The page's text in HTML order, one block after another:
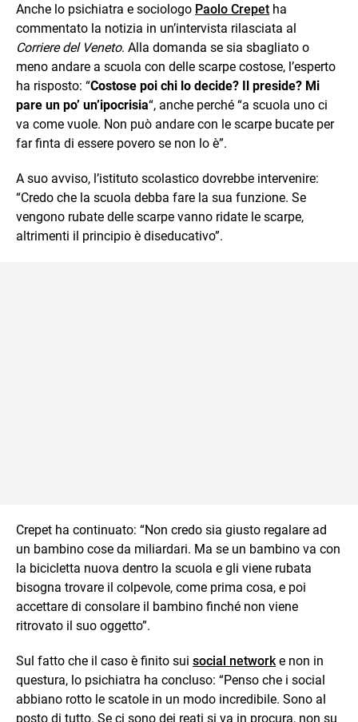
Anche lo psichiatra e sociologo Paolo Crepet ha
commentato la notizia in un’intervista rilasciata al
Corriere del Veneto. Alla domanda se sia sbagliato o
meno andare a scuola con delle scarpe costose, l’esperto
ha risposto: “Costose poi chi lo decide? Il preside? Mi
pare un po’ un’ipocrisia“, anche perché “a scuola uno ci
va come vuole. Non può andare con le scarpe bucate per
far finta di essere povero se non lo è”.
A suo avviso, l’istituto scolastico dovrebbe intervenire:
“Credo che la scuola debba fare la sua funzione. Se
vengono rubate delle scarpe vanno ridate le scarpe,
altrimenti il principio è diseducativo”.
Crepet ha continuato: “Non credo sia giusto regalare ad
un bambino cose da miliardari. Ma se un bambino va con
la bicicletta nuova dentro la scuola e gli viene rubata
bisogna trovare il colpevole, come prima cosa, e poi
accettare di consolare il bambino finché non viene
ritrovato il suo oggetto”.
Sul fatto che il caso è finito sui social networke non in
questura, lo psichiatra ha concluso: “Penso che i social
abbiano rotto le scatole in un modo incredibile. Sono al
posto di tutto. Se ci sono dei reati si va in procura, non su